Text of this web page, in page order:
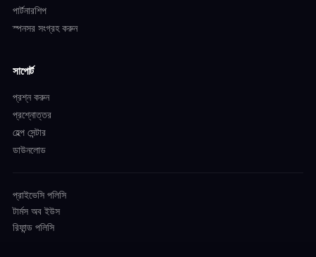
পার্টনারশিপ
স্পনসর সংগ্রহ করুন
সাপোর্ট
প্রশ্ন করুন
প্রশ্নোত্তর
হেল্প সেন্টার
ডাউনলোড
প্রাইভেসি পলিসি
টার্মস অব ইউস
রিফান্ড পলিসি